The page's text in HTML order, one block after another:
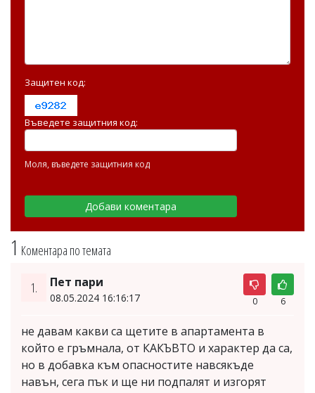
1 Коментара по темата
1. Пет пари
08.05.2024 16:16:17 0 6
не давам какви са щетите в апартамента в
който е гръмнала, от КАКЪВТО и характер да са,
но в добавка към опасностите навсякъде
навън, сега пък и ще ни подпалят и изгорят
Защитен код:
Въведете защитния код:
Моля, въведете защитния код